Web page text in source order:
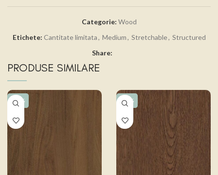
Categorie: Wood
Etichete: Cantitate limitata, Medium, Stretchable, Structured
Share:
PRODUSE SIMILARE
-15% -15%